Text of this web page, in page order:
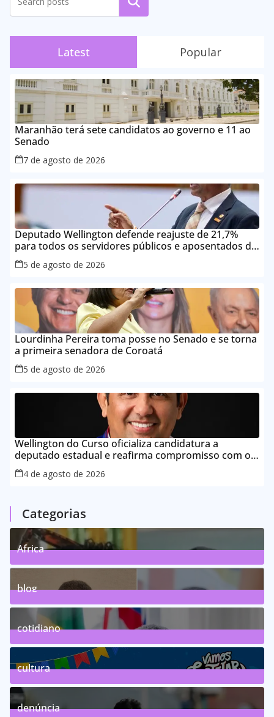
Latest Popular
Maranhão terá sete candidatos ao governo e 11 ao
Senado
7 de agosto de 2026
Deputado Wellington defende reajuste de 21,7%
para todos os servidores públicos e aposentados do
Maranhão
5 de agosto de 2026
Lourdinha Pereira toma posse no Senado e se torna
a primeira senadora de Coroatá
5 de agosto de 2026
Wellington do Curso oficializa candidatura a
deputado estadual e reafirma compromisso com o
povo do Maranhão
4 de agosto de 2026
Categorias
Africa
0Posts
blog
75Posts
cotidiano
46Posts
cultura
63Posts
denúncia